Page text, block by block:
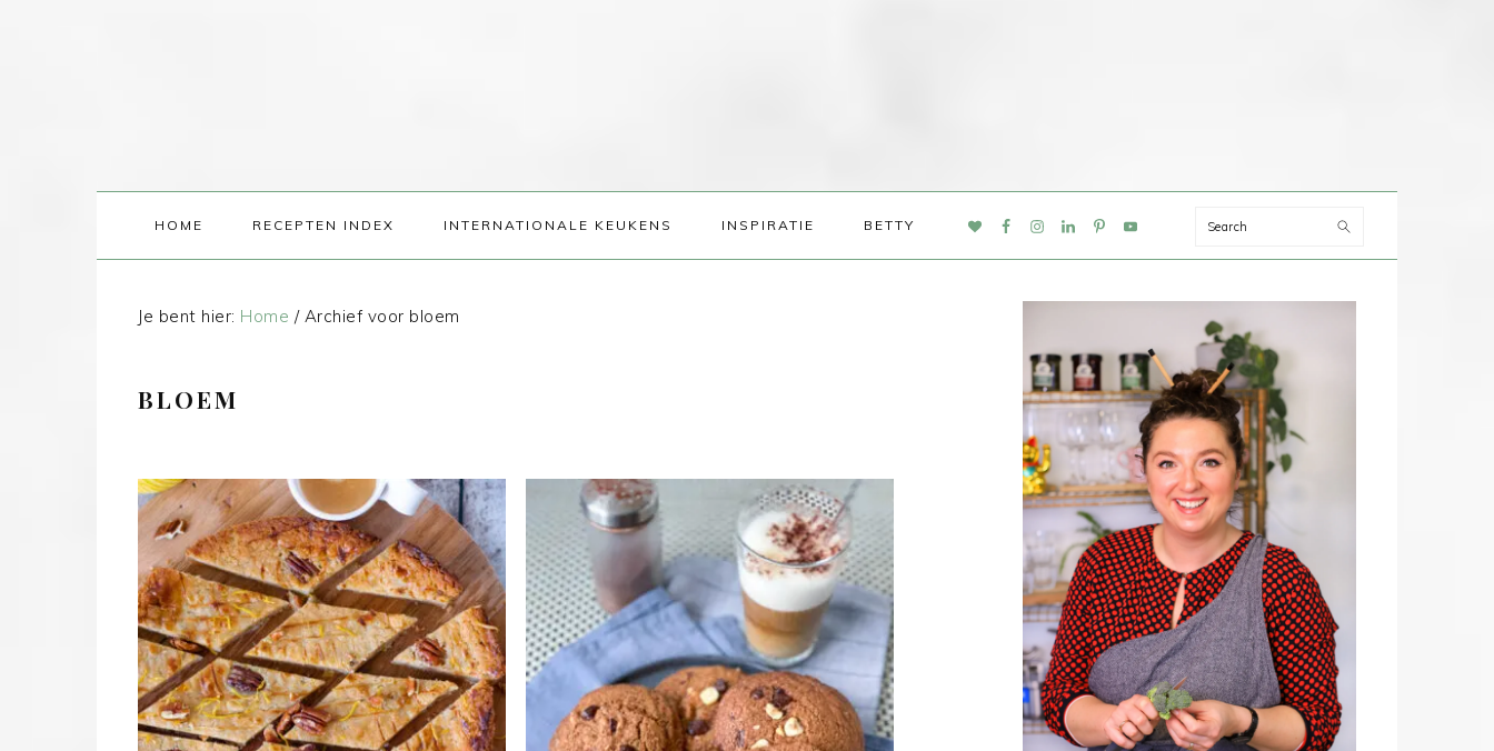
HOME RECEPTEN INDEX INTERNATIONALE KEUKENS INSPIRATIE BETTY
NAV
Search
Je bent hier: Home /Archief voor bloem
BLOEM